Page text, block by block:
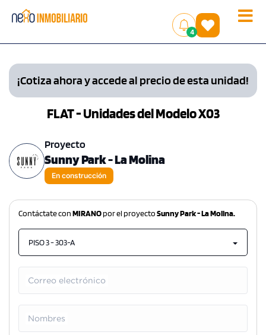
Toggle
4
()
¡Cotiza ahora y accede al precio de esta unidad!
FLAT - Unidades del Modelo X03
Proyecto
Sunny Park - La Molina
En construcción
Contáctate conMIRANOpor el proyectoSunny Park - La Molina.
PISO 3 - 303-A
Correo electrónico
Nombres